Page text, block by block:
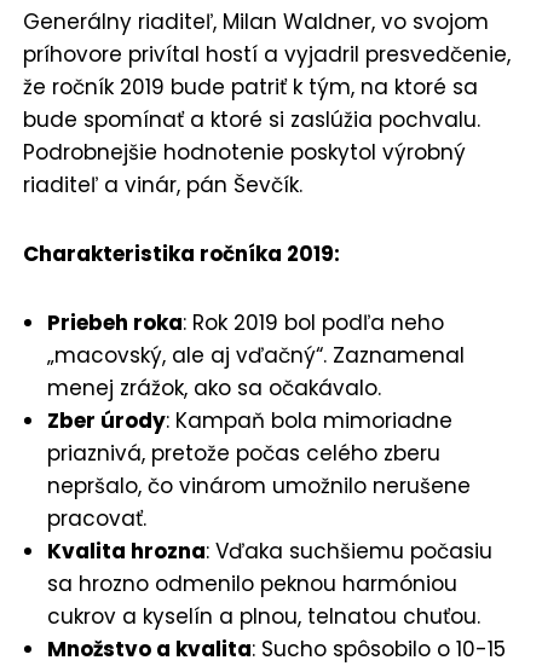
Generálny riaditeľ, Milan Waldner, vo svojom
príhovore privítal hostí a vyjadril presvedčenie,
že ročník 2019 bude patriť k tým, na ktoré sa
bude spomínať a ktoré si zaslúžia pochvalu.
Podrobnejšie hodnotenie poskytol výrobný
riaditeľ a vinár, pán Ševčík.
Charakteristika ročníka 2019:
Priebeh roka: Rok 2019 bol podľa neho
„macovský, ale aj vďačný“. Zaznamenal
menej zrážok, ako sa očakávalo.
Zber úrody: Kampaň bola mimoriadne
priaznivá, pretože počas celého zberu
nepršalo, čo vinárom umožnilo nerušene
pracovať.
Kvalita hrozna: Vďaka suchšiemu počasiu
sa hrozno odmenilo peknou harmóniou
cukrov a kyselín a plnou, telnatou chuťou.
Množstvo a kvalita: Sucho spôsobilo o 10-15